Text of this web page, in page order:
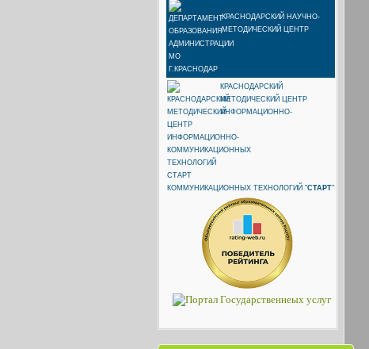
КРАСНОДАРСКИЙ НАУЧНО-
МЕТОДИЧЕСКИЙ ЦЕНТР
КРАСНОДАРСКИЙ
МЕТОДИЧЕСКИЙ ЦЕНТР
ИНФОРМАЦИОННО-
КОММУНИКАЦИОННЫХ ТЕХНОЛОГИЙ "СТАРТ"